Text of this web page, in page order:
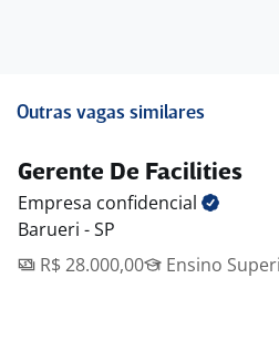
Outras vagas similares
Gerente De Facilities
Empresa confidencial
Barueri - SP
R$ 28.000,00
Ensino